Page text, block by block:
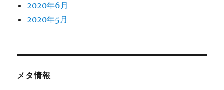
2020年6月
2020年5月
メタ情報